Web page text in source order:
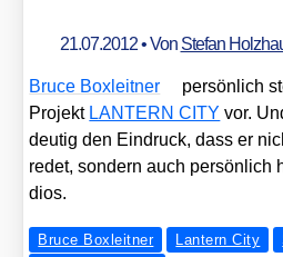
21.07.2012• Von Stefan
Bruce Box­leit­ner
per­sön­lich
Pro­jekt LANTERN CITY vor.
deu­tig den Ein­druck, dass er
redet, son­dern auch per­sön­lich
di­os.
Bruce Boxleitner Lantern City